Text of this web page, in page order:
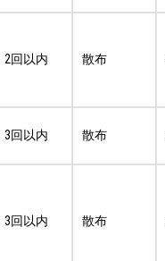
2回以内 散布
3回以内 散布
3回以内 散布